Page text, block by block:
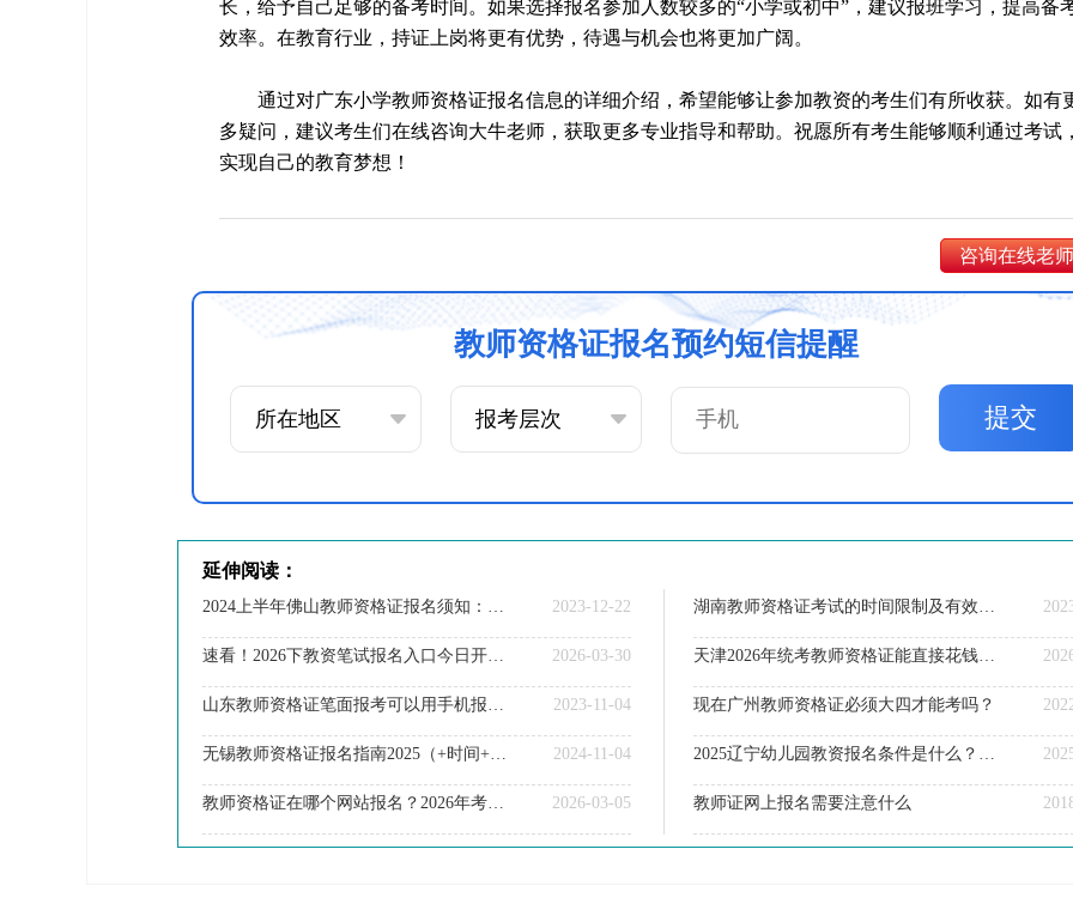
长，给予自己足够的备考时间。如果选择报名参加人数较多的“小学或初中”，建议报班学习，提高备
效率。在教育行业，持证上岗将更有优势，待遇与机会也将更加广阔。
通过对广东小学教师资格证报名信息的详细介绍，希望能够让参加教资的考生们有所收获。如有
多疑问，建议考生们在线咨询大牛老师，获取更多专业指导和帮助。祝愿所有考生能够顺利通过考试，
实现自己的教育梦想！
咨询在线老师
教师资格证报名预约短信提醒
提交
延伸阅读：
2023-12-22
2026-03-30
2023-11-04
2024-11-04
2026-03-05
现在广州教师资格证必须大四才能考吗？
教师证网上报名需要注意什么